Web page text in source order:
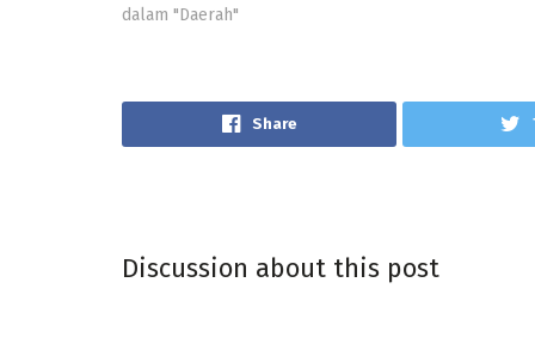
dalam "Daerah"
Share
Discussion about this post